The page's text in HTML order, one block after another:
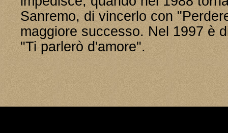
Sanremo, di vincerlo con
maggiore successo. Nel 1997 è
"Ti parlerò d'amore".